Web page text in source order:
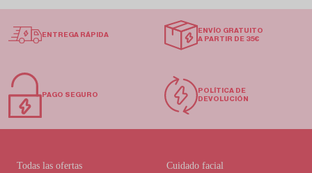
ENTREGA RÁPIDA
ENVÍO GRATUITO
A PARTIR DE 35€
PAGO SEGURO
POLÍTICA DE
DEVOLUCIÓN
Todas las ofertas
Cuidado facial